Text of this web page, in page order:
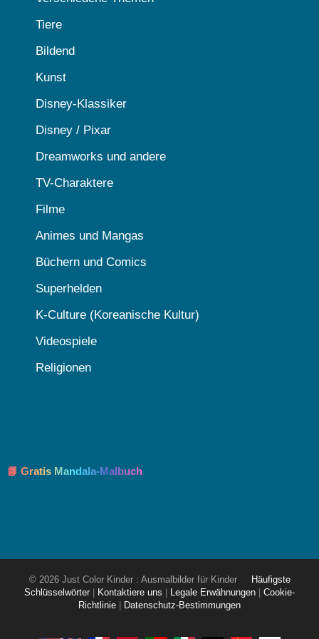
Tiere
Bildend
Kunst
Disney-Klassiker
Disney / Pixar
Dreamworks und andere
TV-Charaktere
Filme
Animes und Mangas
Büchern und Comics
Superhelden
K-Culture (Koreanische Kultur)
Videospiele
Religionen
📘 Gratis Mandala-Malbuch
© 2026 Just Color Kinder : Ausmalbilder für Kinder
Häufigste
Schlüsselwörter
Kontaktiere uns Legale Erwähnungen
Cookie-
Richtlinie
Datenschutz-Bestimmungen